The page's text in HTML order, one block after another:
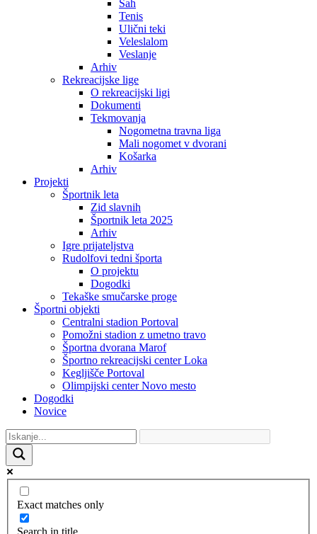
Šah
Tenis
Ulični teki
Veleslalom
Veslanje
Arhiv
Rekreacijske lige
O rekreacijski ligi
Dokumenti
Tekmovanja
Nogometna travna liga
Mali nogomet v dvorani
Košarka
Arhiv
Projekti
Športnik leta
Zid slavnih
Športnik leta 2025
Arhiv
Igre prijateljstva
Rudolfovi tedni športa
O projektu
Dogodki
Tekaške smučarske proge
Športni objekti
Centralni stadion Portoval
Pomožni stadion z umetno travo
Športna dvorana Marof
Športno rekreacijski center Loka
Kegljišče Portoval
Olimpijski center Novo mesto
Dogodki
Novice
Exact matches only
Search in title